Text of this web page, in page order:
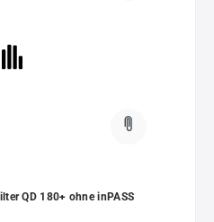
QD 180+ ohne inPASS